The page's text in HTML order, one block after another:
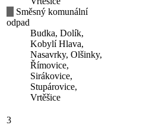
Směsný komunální
odpad
Budka, Dolík,
Kobylí Hlava,
Nasavrky, Olšinky,
Římovice,
Sirákovice,
Stupárovice,
Vrtěšice
3